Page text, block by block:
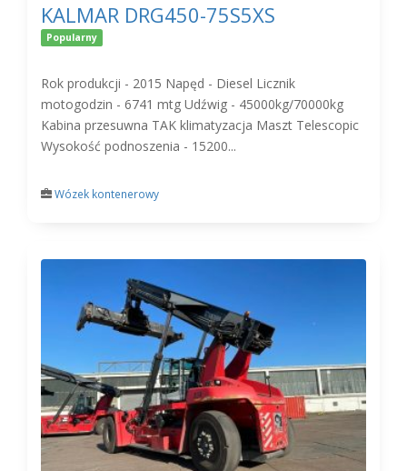
KALMAR DRG450-75S5XS
Popularny
Rok produkcji - 2015 Napęd - Diesel Licznik
motogodzin - 6741 mtg Udźwig - 45000kg/70000kg
Kabina przesuwna TAK klimatyzacja Maszt Telescopic
Wysokość podnoszenia - 15200...
Wózek kontenerowy